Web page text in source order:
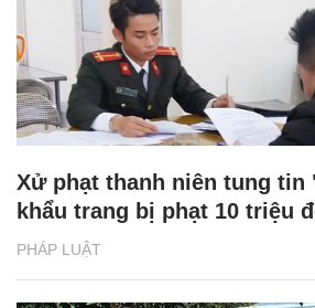
PHÁP LUẬT
Xử phạt thanh niên tung tin
khẩu trang bị phạt 10 triệu